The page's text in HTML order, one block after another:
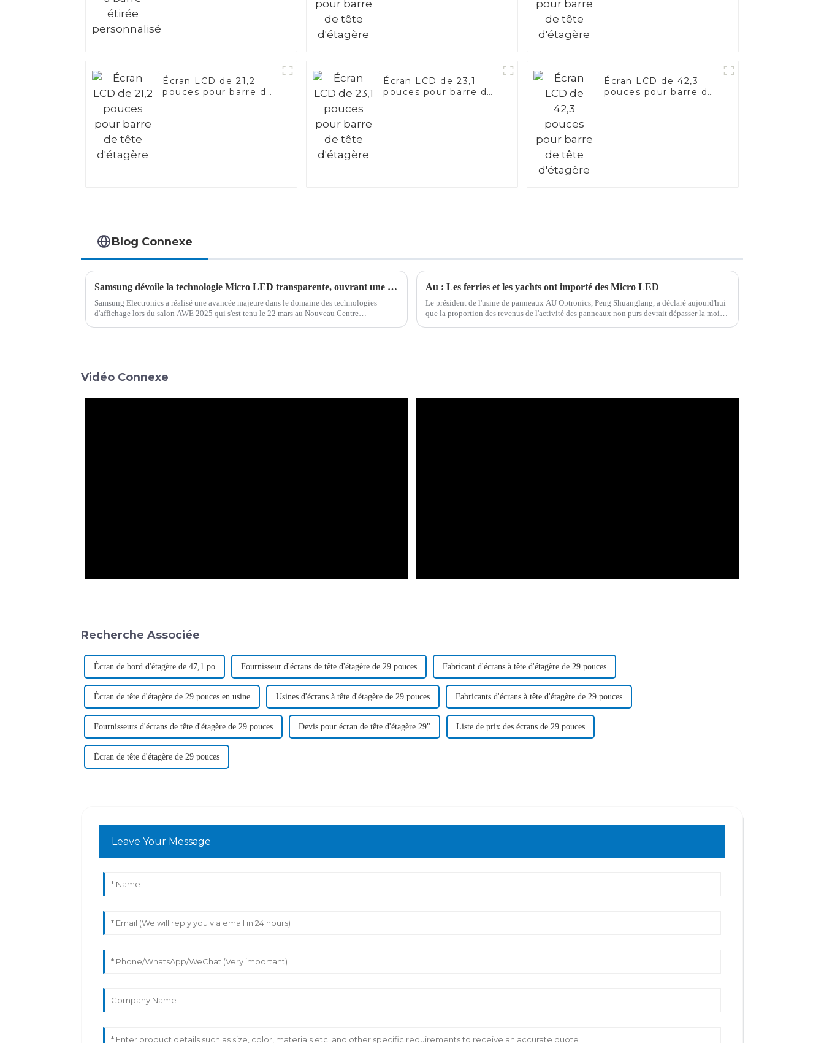
Écran LCD de 21,2
pouces pour barre de
Écran LCD de 23,1
pouces pour barre de
Écran LCD de 42,3
pouces pour barre de
Blog Connexe
Samsung dévoile la technologie Micro LED transparente, ouvrant une nouvelle ère dans l'innovation en matière d'affichage
Samsung Electronics a réalisé une avancée majeure dans le domaine des technologies
d'affichage lors du salon AWE 2025 qui s'est tenu le 22 mars au Nouveau Centre
Au : Les ferries et les yachts ont importé des Micro LED
Le président de l'usine de panneaux AU Optronics, Peng Shuanglang, a déclaré aujourd'hui
que la proportion des revenus de l'activité des panneaux non purs devrait dépasser la moitié
Vidéo Connexe
Recherche Associée
Écran de bord d'étagère de 47,1 po Fournisseur d'écrans de tête d'étagère de 29 pouces Fabricant d'écrans à tête d'étagère de 29 pouces
Écran de tête d'étagère de 29 pouces en usine Usines d'écrans à tête d'étagère de 29 pouces Fabricants d'écrans à tête d'étagère de 29 pouces
Fournisseurs d'écrans de tête d'étagère de 29 pouces Devis pour écran de tête d'étagère 29" Liste de prix des écrans de 29 pouces
Écran de tête d'étagère de 29 pouces
Leave Your Message